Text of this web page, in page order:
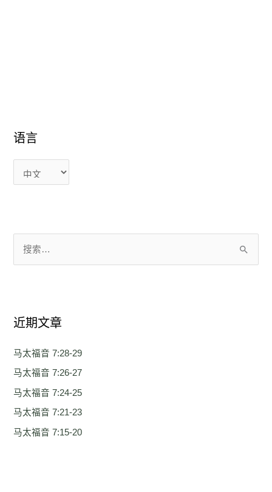
语言
言
近期文章
马太福音 7:28-29
马太福音 7:26-27
马太福音 7:24-25
马太福音 7:21-23
马太福音 7:15-20
言